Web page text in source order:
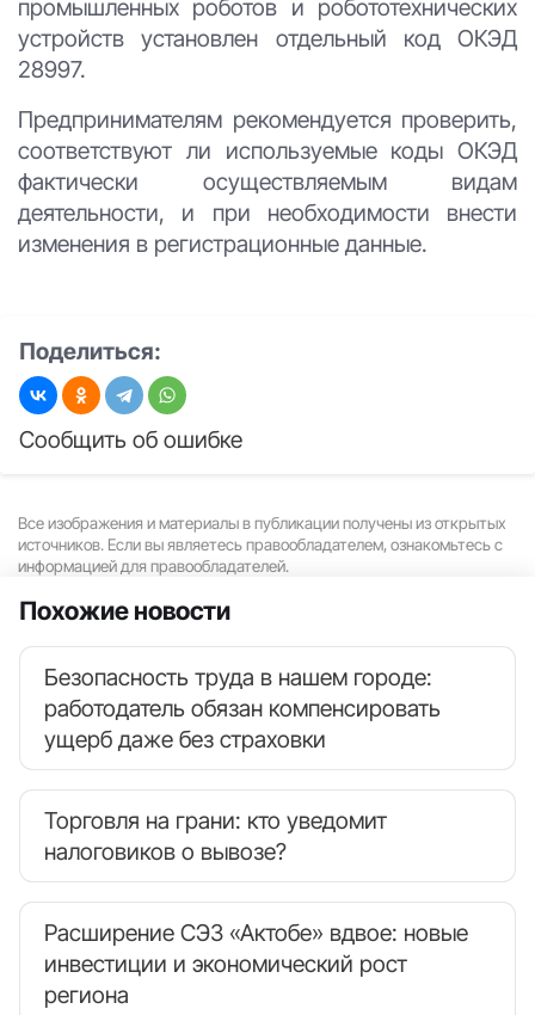
промышленных роботов и робототехнических
устройств установлен отдельный код ОКЭД
28997.
Предпринимателям рекомендуется проверить,
соответствуют ли используемые коды ОКЭД
фактически осуществляемым видам
деятельности, и при необходимости внести
изменения в регистрационные данные.
Поделиться:
Сообщить об ошибке
Все изображения и материалы в публикации получены из открытых
источников. Если вы являетесь правообладателем, ознакомьтесь с
информацией для правообладателей.
Похожие новости
Безопасность труда в нашем городе:
работодатель обязан компенсировать
ущерб даже без страховки
Торговля на грани: кто уведомит
налоговиков о вывозе?
Расширение СЭЗ «Актобе» вдвое: новые
инвестиции и экономический рост
региона